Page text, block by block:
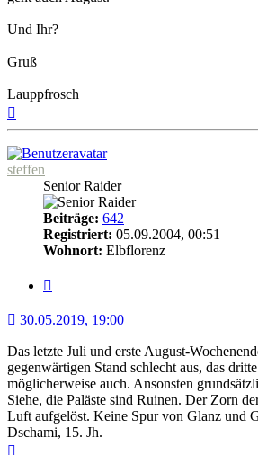
Und Ihr?
Gruß
Lauppfrosch
steffen
Senior Raider
Beiträge: 642
Registriert: 05.09.2004, 00:51
Wohnort: Elbflorenz
30.05.2019, 19:00
Das letzte Juli und erste August-
gegenwärtigen Stand schlecht aus, das
möglicherweise auch. Ansonsten
Siehe, die Paläste sind Ruinen. Der Zorn
Luft aufgelöst. Keine Spur von Glanz und
Dschami, 15. Jh.